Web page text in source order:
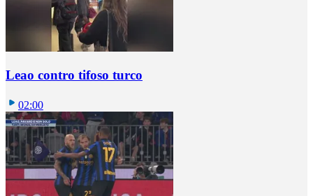
Leao contro tifoso turco
02:00